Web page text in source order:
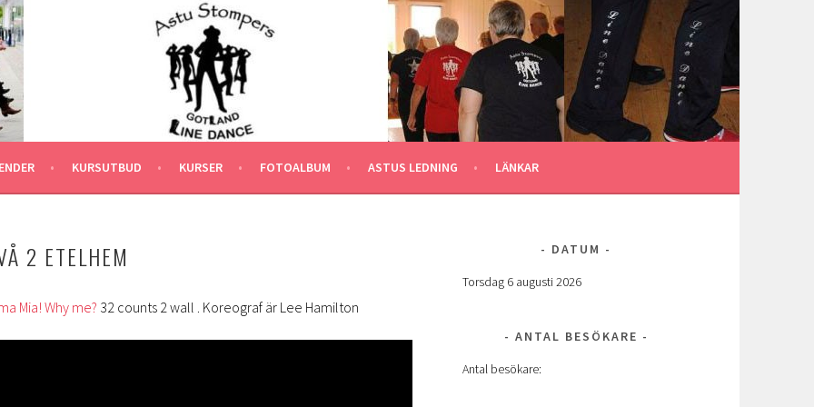
KURSUTBUD KURSER FOTOALBUM ASTUS LEDNING LÄNKAR
2 ETELHEM
Mia! Why me? 32 counts 2 wall . Koreograf är Lee Hamilton
DATUM
Torsdag 6 augusti 2026
ANTAL BESÖKARE
Antal besökare: